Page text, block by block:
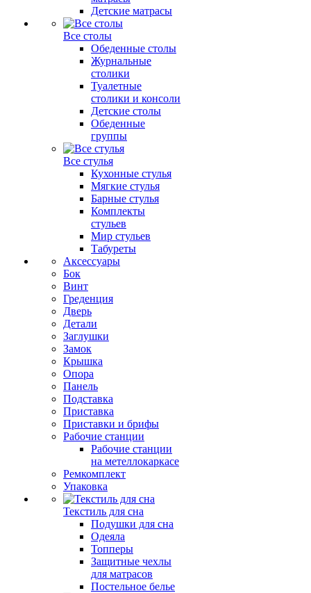
Детские матрасы
Все столы
Обеденные столы
Журнальные
столики
Туалетные
столики и консоли
Детские столы
Обеденные
группы
Все стулья
Кухонные стулья
Мягкие стулья
Барные стулья
Комплекты
стульев
Мир стульев
Табуреты
Аксессуары
Бок
Винт
Греденция
Дверь
Детали
Заглушки
Замок
Крышка
Опора
Панель
Подставка
Приставка
Приставки и брифы
Рабочие станции
Рабочие станции
на метеллокаркасе
Ремкомплект
Упаковка
Текстиль для сна
Подушки для сна
Одеяла
Топперы
Защитные чехлы
для матрасов
Постельное белье